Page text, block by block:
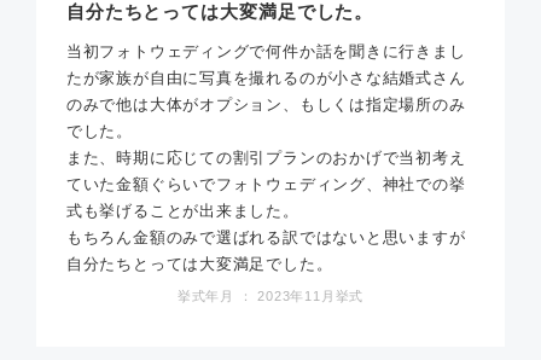
自分たちとっては大変満足でした。
当初フォトウェディングで何件か話を聞きに行きまし
たが家族が自由に写真を撮れるのが小さな結婚式さん
のみで他は大体がオプション、もしくは指定場所のみ
でした。
また、時期に応じての割引プランのおかげで当初考え
ていた金額ぐらいでフォトウェディング、神社での挙
式も挙げることが出来ました。
もちろん金額のみで選ばれる訳ではないと思いますが
自分たちとっては大変満足でした。
挙式年月 ： 2023年11月挙式